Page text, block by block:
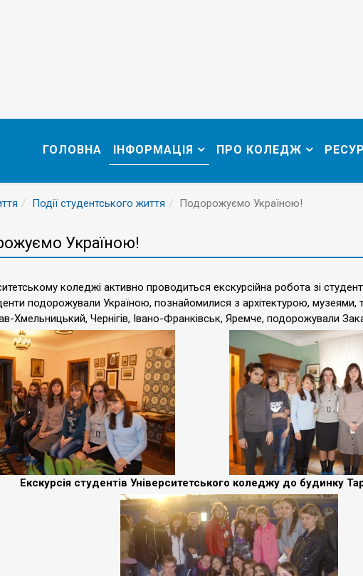
ГОЛОВНА ІНФОРМАЦІЯ ПРО КОЛЕДЖ
Події студентського життя Подорожуємо Україною!
Україною!
коледжі активно проводиться екскурсійна робота зі
подорожували Україною, познайомилися з архітектурою, музеями,
Хмельницький, Чернігів, Івано-Франківськ, Яремче, подорожували
Екскурсія студентів Університетського коледжу до будинку